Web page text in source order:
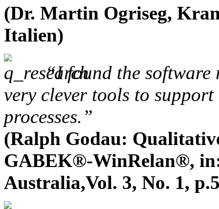
(Dr. Martin Ogriseg,
Italien)
“I found the software
very clever tools to
processes.”
(Ralph Godau:
GABEK®-WinRelan®,
Australia,Vol. 3, No. 1,